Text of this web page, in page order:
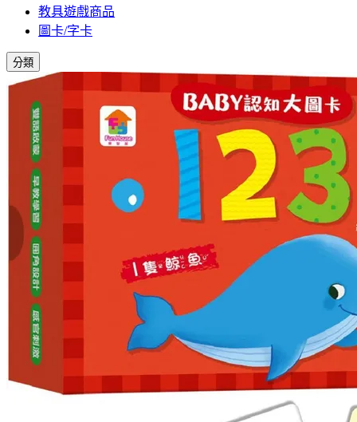
教具遊戲商品
圖卡/字卡
分類